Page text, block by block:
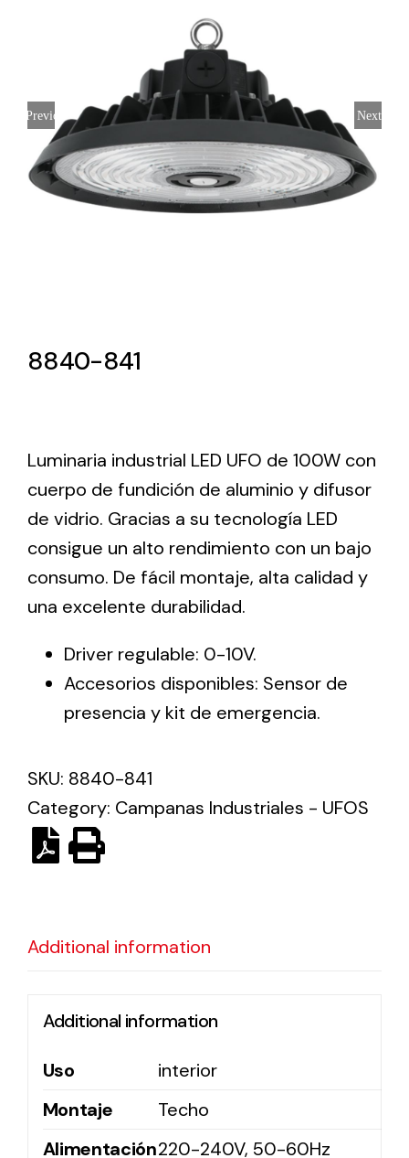
Lighting and Electrical
Equipment
Complete solutions in lighting and electrical
material for each project and need
Ventilation
The incorporation of Novovent into the group
meant a greater offer of ventilation products for
different uses
Iluminación Solar
Variedad de soluciones solares para todo tipo
Previous Next
8840-841
Luminaria industrial LED UFO de 100W con
cuerpo de fundición de aluminio y difusor
de vidrio. Gracias a su tecnología LED
consigue un alto rendimiento con un bajo
consumo. De fácil montaje, alta calidad y
una excelente durabilidad.
Driver regulable: 0-10V.
Accesorios disponibles: Sensor de
presencia y kit de emergencia.
SKU: 8840-841
Category: Campanas Industriales - UFOS
Additional information
Additional information
Uso
interior
Montaje
Techo
Alimentación220-240V, 50-60Hz